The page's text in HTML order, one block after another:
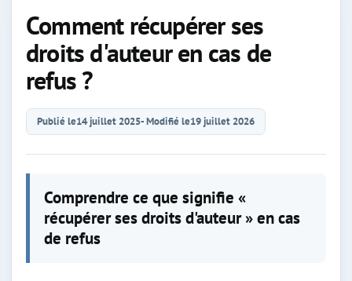
Comment récupérer ses
droits d'auteur en cas de
refus ?
Publié le14 juillet 2025- Modifié le19 juillet 2026
Comprendre ce que signifie «
récupérer ses droits d'auteur » en cas
de refus